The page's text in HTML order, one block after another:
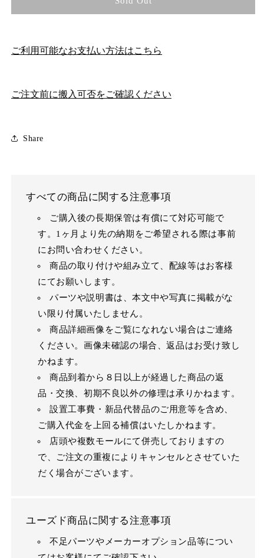
ご利用可能なお支払い方法はこちら
ご注文前に搬入可否をご確認ください
Share
すべての商品に関する注意事項
ご購入後の長期保管は有償にて対応可能で
す。1ヶ月より先の納期をご希望される際は事前
にお問い合わせください。
商品の取り付けや組み立て、配線等はお客様
にてお願いします。
パーツや説明書は、本文中や写真に掲載がな
い限り付属いたしません。
商品詳細画像をご覧になれない場合はご連絡
ください。画像未確認の場合、返品はお受け致し
かねます。
商品到着から８日以上が経過した商品の返
品・交換、初期不良以外の修理は承りかねます。
設置工事費・新品代替品のご用意等を含め、
ご購入代金を上回る補償はいたしかねます。
店頭や複数モールにて併売しておりますの
で、ご注文の重複によりキャンセルとさせていた
だく場合がございます。
ユーズド商品に関する注意事項
不足パーツやメーカーオプション品等につい